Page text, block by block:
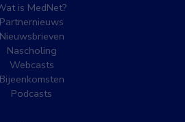
is MedNet?
Partnernieuws
Nieuwsbrieven
Nascholing
Webcasts
Bijeenkomsten
Podcasts